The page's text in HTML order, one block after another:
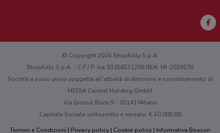
Hai un malfunzionamento sul web o sull'app?
© Copyright 2026 Shopfully S.p.A.
Shopfully S.p.A. - C.F / P. Iva 03156531208 REA: MI-2029270
Società a socio unico soggetta all’attività di direzione e coordinamento di
MEDIA Central Holding GmbH
Via Giosuè Borsi 9 - 20143 Milano
Capitale Sociale sottoscritto e versato: € 50.000,00
Termini e Condizioni
Privacy policy Cookie policy Informativa Beacon